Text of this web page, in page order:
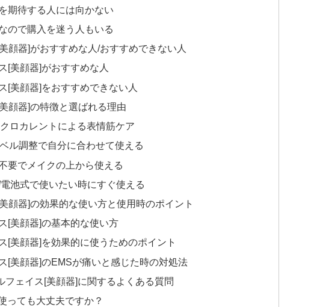
期待する人には向かない
ので購入を迷う人もいる
顔器]がおすすめな人/おすすめできない人
[美顔器]がおすすめな人
[美顔器]をおすすめできない人
顔器]の特徴と選ばれる理由
ロカレントによる表情筋ケア
ル調整で自分に合わせて使える
要でメイクの上から使える
池式で使いたい時にすぐ使える
顔器]の効果的な使い方と使用時のポイント
[美顔器]の基本的な使い方
[美顔器]を効果的に使うためのポイント
[美顔器]のEMSが痛いと感じた時の対処法
フェイス[美顔器]に関するよくある質問
っても大丈夫ですか？